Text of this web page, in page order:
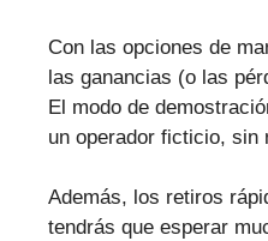
Con las opciones de
las ganancias (o las
El modo de
un operador ficticio, sin
Además, los retiros
tendrás que esperar